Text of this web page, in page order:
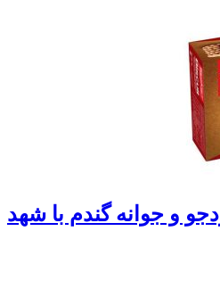
و جوانه گندم با شهد